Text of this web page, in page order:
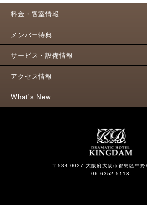
料金・客室情報
メンバー特典
サービス・設備情報
アクセス情報
What's New
〒534-0027 大阪府大阪市都島区中
06-6352-5118